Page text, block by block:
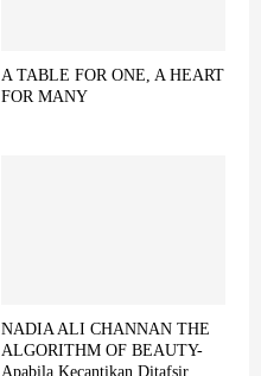
A TABLE FOR ONE, A HEART
FOR MANY
NADIA ALI CHANNAN THE
ALGORITHM OF BEAUTY-
Apabila Kecantikan Ditafsir